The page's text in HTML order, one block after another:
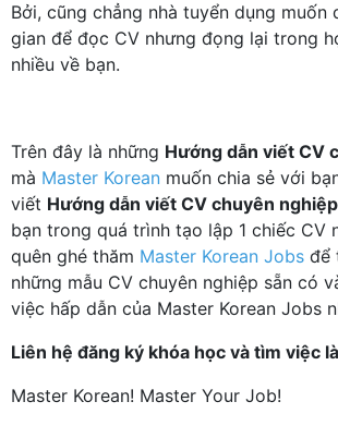
Bởi, cũng chẳng nhà tuyển dụng muốn
gian để đọc CV nhưng đọng lại trong
nhiều về bạn.
Trên đây là những Hướng dẫn viết CV
mà Master Korean muốn chia sẻ với
viết Hướng dẫn viết CV chuyên nghiệp
bạn trong quá trình tạo lập 1 chiếc CV
quên ghé thăm Master Korean Jobs để
những mẫu CV chuyên nghiệp sẵn có
việc hấp dẫn của Master Korean Jobs
Liên hệ đăng ký khóa học và tìm việc
Master Korean! Master Your Job!